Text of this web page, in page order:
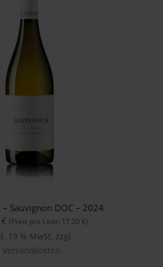
Sauvignon DOC – 2024
€ (Preis pro Liter: 17,20 €)
19 % MwSt. zzgl.
Versandkosten